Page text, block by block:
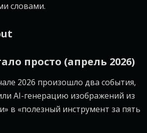
словами.
просто (апрель 2026)
2026 произошло два события,
AI-генерацию изображений из
в «полезный инструмент за пять